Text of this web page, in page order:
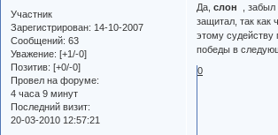
Участник
Зарегистрирован: 14-10-2007
Сообщений: 63
Уважение: [+1/-0]
Позитив: [+0/-0]
Провел на форуме:
4 часа 9 минут
Последний визит:
20-03-2010 12:57:21
Да,слон , забыл
защитал, так как
этому судейству
победы в
0